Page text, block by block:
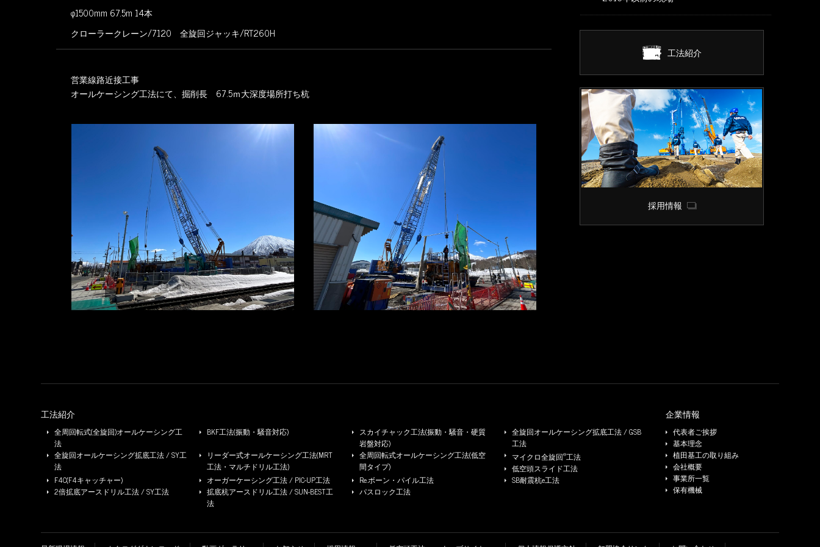
φ1500mm 67.5m 14本
クローラークレーン/7120 全旋回ジャッキ/RT260H
営業線路近接工事
オールケーシング工法にて、掘削長 67.5ｍ大深度場所打ち杭
工法紹介
採用情報
工法紹介
全周回転式(全旋回)オールケーシング工
法
BKF工法(振動・騒音対応)
スカイチャック工法(振動・騒音・硬質
岩盤対応)
全旋回オールケーシング拡底工法 / GSB
工法
全旋回オールケーシング拡底工法 / SY工
法
リーダー式オールケーシング工法(MRT
工法・マルチドリル工法)
全周回転式オールケーシング工法(低空
間タイプ)
マイクロ全旋回®工法
低空頭スライド工法
F4C(F4キャッチャー)
オーガーケーシング工法 / PIC-UP工法 Re.ボーン・パイル工法
SB耐震杭e工法
2倍拡底アースドリル工法 / SY工法
拡底杭アースドリル工法 / SUN-BEST工
法
パスロック工法
企業情報
代表者ご挨拶
基本理念
植田基工の取り組み
会社概要
事業所一覧
保有機械